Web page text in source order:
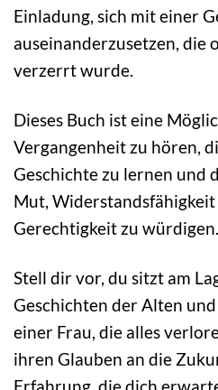
Einladung, sich mit einer
auseinanderzusetzen, die
verzerrt wurde.
Dieses Buch ist eine
Vergangenheit zu hören,
Geschichte zu lernen und
Mut,
Gerechtigkeit zu würdigen.
Stell dir vor, du sitzt am
Geschichten der Alten
einer Frau, die alles
ihren Glauben an die
Erfahrung, die dich